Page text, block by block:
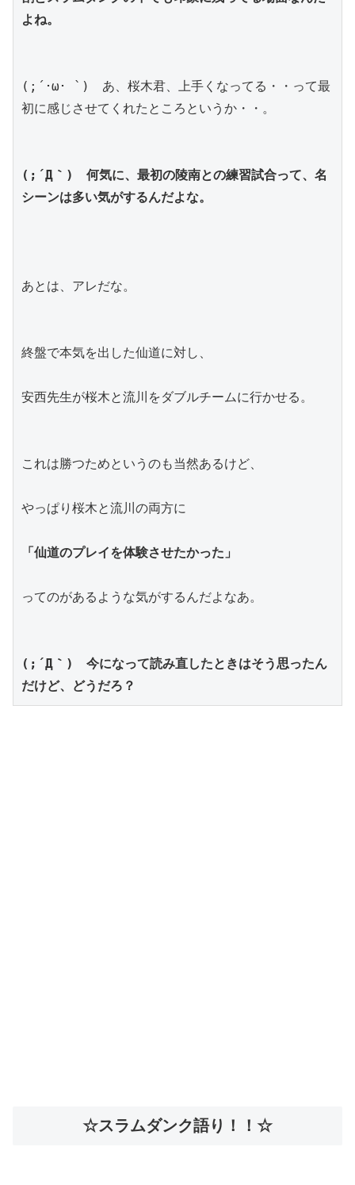
よね。
(;´･ω･ `)　あ、桜木君、上手くなってる・・って最
初に感じさせてくれたところというか・・。
(;´Д｀)　何気に、最初の陵南との練習試合って、名
シーンは多い気がするんだよな。
あとは、アレだな。
終盤で本気を出した仙道に対し、
安西先生が桜木と流川をダブルチームに行かせる。
これは勝つためというのも当然あるけど、
やっぱり桜木と流川の両方に
「仙道のプレイを体験させたかった」
ってのがあるような気がするんだよなあ。
(;´Д｀)　今になって読み直したときはそう思ったん
だけど、どうだろ？
☆スラムダンク語り！！☆